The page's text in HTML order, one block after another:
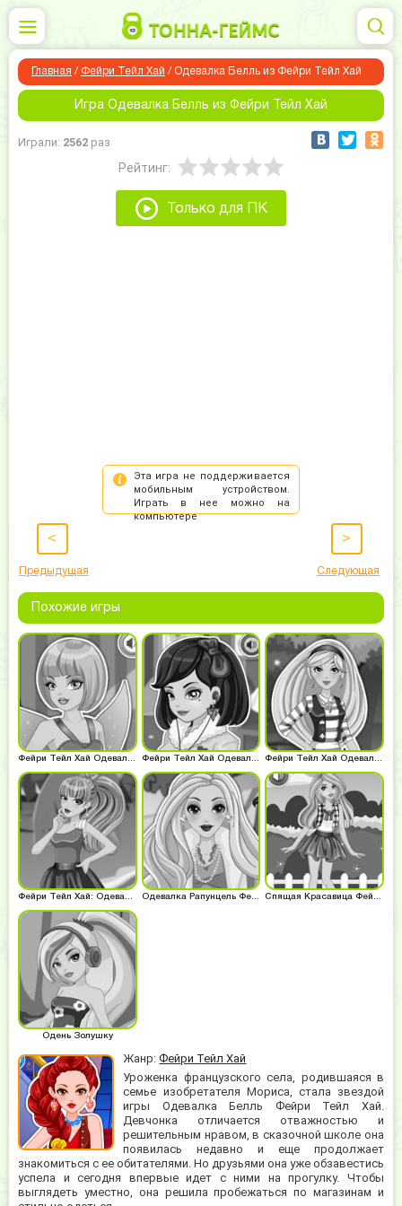
Главная / Фейри Тейл Хай / Одевалка Белль из Фейри Тейл Хай
Игра Одевалка Белль из Фейри Тейл Хай
Играли: 2562 раз
Рейтинг:
Только для ПК
<
Предыдущая
>
Следующая
Жанр:Фейри Тейл Хай
Уроженка французского села, родившаяся в
семье изобретателя Мориса, стала звездой
игры Одевалка Белль Фейри Тейл Хай.
Девчонка отличается отважностью и
решительным нравом, в сказочной школе она
появилась недавно и еще продолжает
знакомиться с ее обитателями. Но друзьями она уже обзавестись
успела и сегодня впервые идет с ними на прогулку. Чтобы
выглядеть уместно, она решила пробежаться по магазинам и
Похожие игры
Фейри Тейл Хай: Одевалка Ариэль Одевалка Рапунцель Фейри Тейл Хай Спящая Красавица Фейри Тейл Хай
Одень Золушку